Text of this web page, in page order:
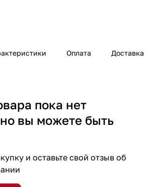
Оплата Доставка
пока нет
вы можете быть
и оставьте свой отзыв об